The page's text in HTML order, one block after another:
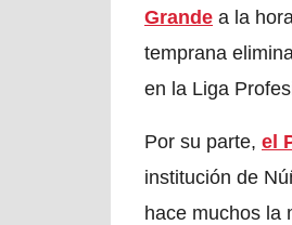
Grande a la
temprana
en la Liga
Por su parte, el
institución de
hace muchos la